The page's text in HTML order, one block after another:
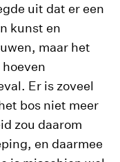
uit dat er een
kunst en
maar het
Er is zoveel
bos niet meer
zou daarom
en daarmee